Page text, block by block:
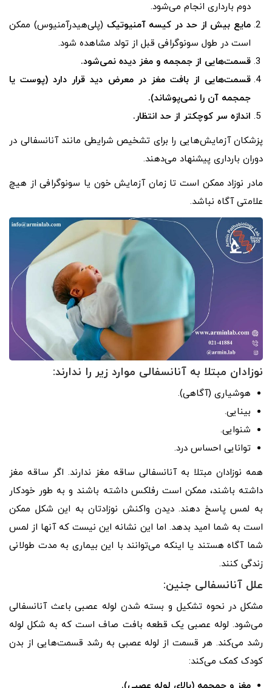
دوم بارداری انجام می‌شود.
مایع بیش از حد در کیسه آمنیوتیک (پلی‌هیدرآمنیوس) ممکن
است در طول سونوگرافی قبل از تولد مشاهده شود.
قسمت‌هایی از جمجمه و مغز دیده نمی‌شود.
قسمت‌هایی از بافت مغز در معرض دید قرار دارد (پوست یا
جمجمه آن را نمی‌پوشاند).
اندازه سر کوچکتر از حد انتظار.
پزشکان آزمایش‌هایی را برای تشخیص شرایطی مانند آنانسفالی در
دوران بارداری پیشنهاد می‌دهند.
مادر نوزاد ممکن است تا زمان آزمایش خون یا سونوگرافی از هیچ
علامتی آگاه نباشد.
نوزادان مبتلا به آنانسفالی موارد زیر را ندارند:
هوشیاری (آگاهی).
بینایی.
شنوایی.
توانایی احساس درد.
همه نوزادان مبتلا به آنانسفالی ساقه مغز ندارند. اگر ساقه مغز
داشته باشند، ممکن است رفلکس داشته باشند و به طور خودکار
به لمس پاسخ دهند. دیدن واکنش نوزادتان به این شکل ممکن
است به شما امید بدهد. اما این نشانه این نیست که آنها از لمس
شما آگاه هستند یا اینکه می‌توانند با این بیماری به مدت طولانی
زندگی کنند.
علل آنانسفالی جنین:
مشکل در نحوه تشکیل و بسته شدن لوله عصبی باعث آنانسفالی
می‌شود. لوله عصبی یک قطعه بافت صاف است که به شکل لوله
رشد می‌کند. هر قسمت از لوله عصبی به رشد قسمت‌هایی از بدن
کودک کمک می‌کند: